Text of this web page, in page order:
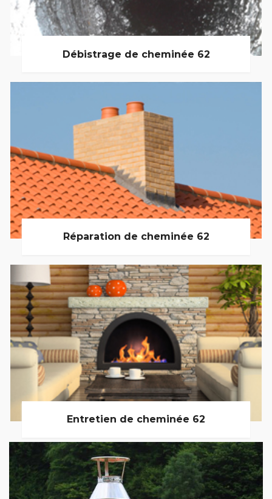
Débistrage de cheminée 62
Réparation de cheminée 62
Entretien de cheminée 62